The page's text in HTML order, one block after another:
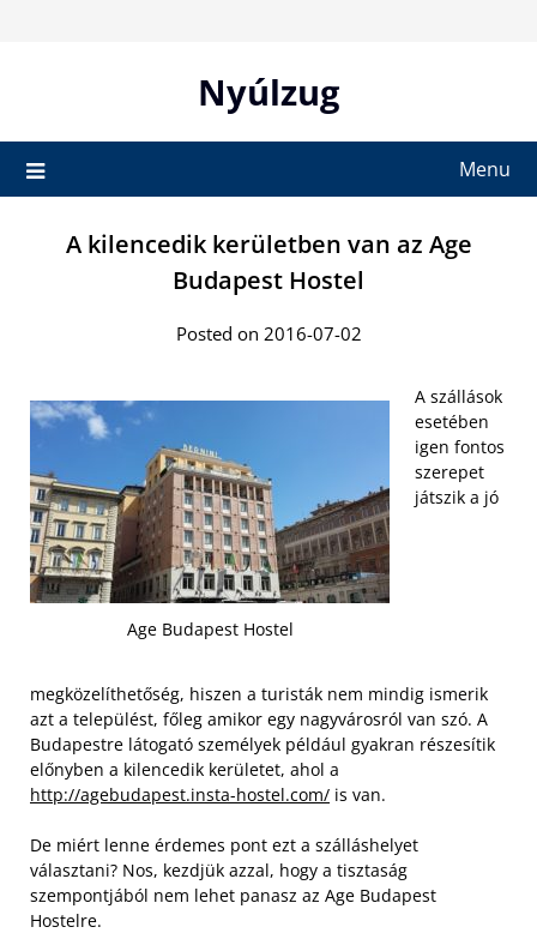
Nyúlzug
Menu
A kilencedik kerületben van az Age
Budapest Hostel
Posted on 2016-07-02
Age Budapest Hostel
A szállások
esetében
igen fontos
szerepet
játszik a jó
megközelíthetőség, hiszen a turisták nem mindig ismerik
azt a települést, főleg amikor egy nagyvárosról van szó. A
Budapestre látogató személyek például gyakran részesítik
előnyben a kilencedik kerületet, ahol a
http://agebudapest.insta-hostel.com/ is van.
De miért lenne érdemes pont ezt a szálláshelyet
választani? Nos, kezdjük azzal, hogy a tisztaság
szempontjából nem lehet panasz az Age Budapest
Hostelre.